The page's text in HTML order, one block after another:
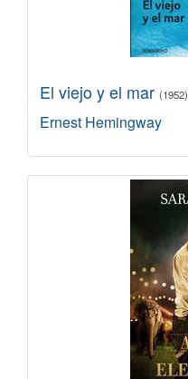
El viejo y el mar (1952)
Ernest Hemingway